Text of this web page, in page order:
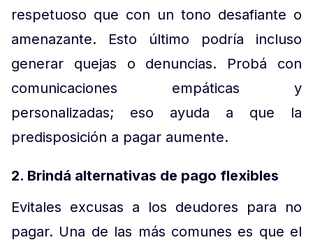
respetuoso que con un tono desafiante o
amenazante. Esto último podría incluso
generar quejas o denuncias. Probá con
comunicaciones empáticas y
personalizadas; eso ayuda a que la
predisposición a pagar aumente.
2. Brindá alternativas de pago flexibles
Evitales excusas a los deudores para no
pagar. Una de las más comunes es que el